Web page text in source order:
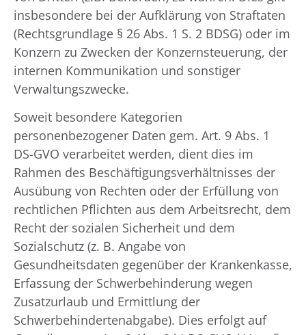
insbesondere bei der Aufklärung von Straftaten
(Rechtsgrundlage § 26 Abs. 1 S. 2 BDSG) oder im
Konzern zu Zwecken der Konzernsteuerung, der
internen Kommunikation und sonstiger
Verwaltungszwecke.
Soweit besondere Kategorien
personenbezogener Daten gem. Art. 9 Abs. 1
DS-GVO verarbeitet werden, dient dies im
Rahmen des Beschäftigungsverhältnisses der
Ausübung von Rechten oder der Erfüllung von
rechtlichen Pflichten aus dem Arbeitsrecht, dem
Recht der sozialen Sicherheit und dem
Sozialschutz (z. B. Angabe von
Gesundheitsdaten gegenüber der Krankenkasse,
Erfassung der Schwerbehinderung wegen
Zusatzurlaub und Ermittlung der
Schwerbehindertenabgabe). Dies erfolgt auf